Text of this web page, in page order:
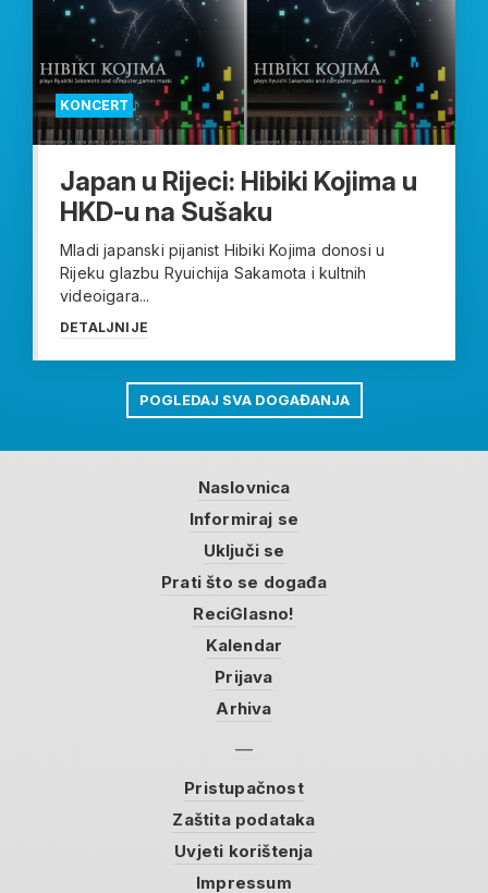
KONCERT
Japan u Rijeci: Hibiki Kojima u
HKD-u na Sušaku
Mladi japanski pijanist Hibiki Kojima donosi u
Rijeku glazbu Ryuichija Sakamota i kultnih
videoigara...
DETALJNIJE
POGLEDAJ SVA DOGAĐANJA
Naslovnica
Informiraj se
Uključi se
Prati što se događa
ReciGlasno!
Kalendar
Prijava
Arhiva
Pristupačnost
Zaštita podataka
Uvjeti korištenja
Impressum